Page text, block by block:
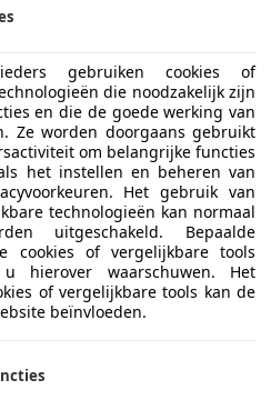
een frontstuurbusje. Dat
‘platte’ voorkant heeft en dat
voorstoelenis geplaatst. Dat
opstelling voor een
namelijk geen extra ruimte in
van het busje aan de
Met het oog op de veiligheid
eenlangere voorzijde,
vóór de inzittenden was
is de Toyota Hiace
, met stijlelementen van
Hiace vooral
gebruiken cookies of
die noodzakelijk zijn
en die de goede werking van
Ze worden doorgaans gebruikt
om belangrijke functies
het instellen en beheren van
Het gebruik van
technologieën kan normaal
uitgeschakeld. Bepaalde
cookies of vergelijkbare tools
hierover waarschuwen. Het
of vergelijkbare tools kan de
beïnvloeden.